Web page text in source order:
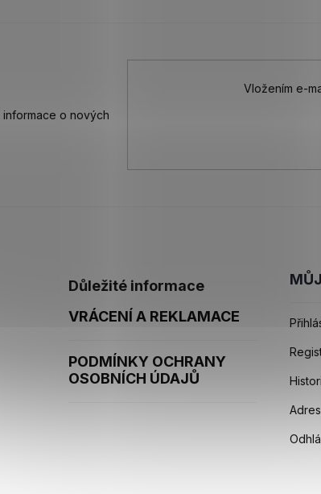
informace o nových
Vložením e-
Důležité informace
VRÁCENÍ A REKLAMACE
PODMÍNKY OCHRANY
OSOBNÍCH ÚDAJŮ